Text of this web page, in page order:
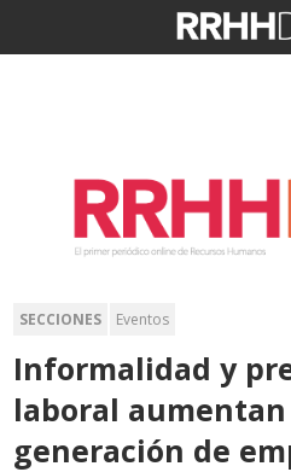
SECCIONES Eventos
Informalidad y
laboral
generación de